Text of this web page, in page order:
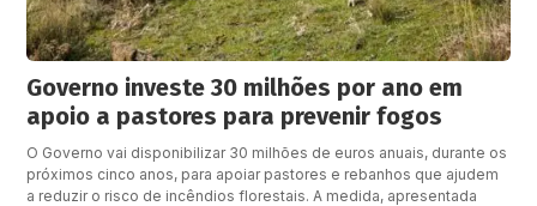
Governo investe 30 milhões por ano em
apoio a pastores para prevenir fogos
O Governo vai disponibilizar 30 milhões de euros anuais, durante os
próximos cinco anos, para apoiar pastores e rebanhos que ajudem
a reduzir o risco de incêndios florestais. A medida, apresentada